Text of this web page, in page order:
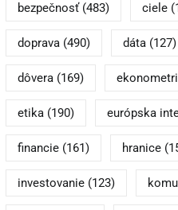
bezpečnosť(483) ciele
doprava(490) dáta(127)
dôvera(169)
etika(190) európska
financie(161) hranice
investovanie(123)